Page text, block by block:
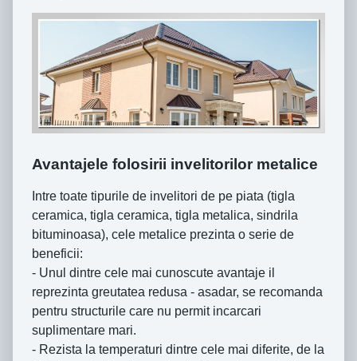
Avantajele folosirii invelitorilor metalice
Intre toate tipurile de invelitori de pe piata (tigla
ceramica, tigla ceramica, tigla metalica, sindrila
bituminoasa), cele metalice prezinta o serie de
beneficii:
- Unul dintre cele mai cunoscute avantaje il
reprezinta greutatea redusa - asadar, se recomanda
pentru structurile care nu permit incarcari
suplimentare mari.
- Rezista la temperaturi dintre cele mai diferite, de la